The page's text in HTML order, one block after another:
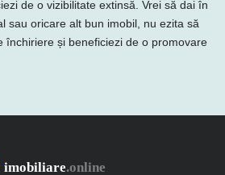
de o vizibilitate extinsă. Vrei să dai în
sau oricare alt bun imobil, nu ezita să
închiriere și beneficiezi de o promovare